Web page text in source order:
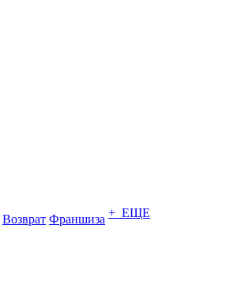
Возврат Франшиза + ЕЩЕ